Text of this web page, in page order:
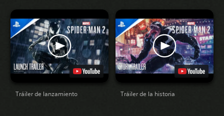
Tráiler de lanzamiento Tráiler de la historia